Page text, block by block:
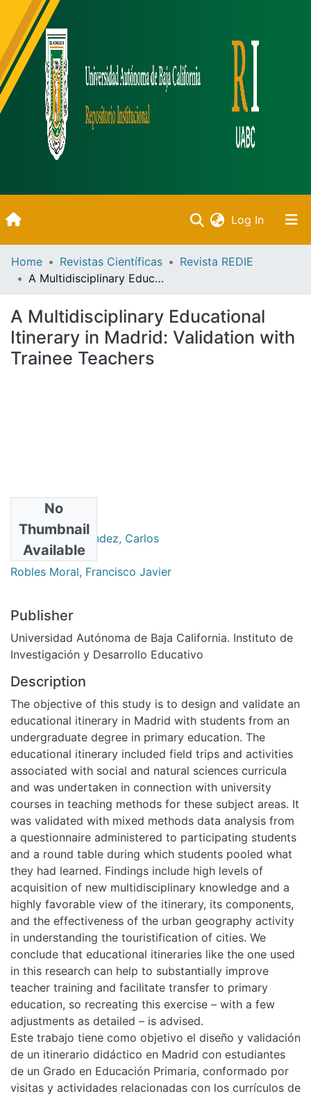
Log In(current)
Inicio
Communities & Collections
All of DSpace
Statistics
Home Revistas Científicas
Revista REDIE
A Multidisciplinary Educational Itinerary in Madrid: Validation with Trainee Teachers
A Multidisciplinary Educational
Itinerary in Madrid: Validation with
Trainee Teachers
No
Thumbnail
Available
Authors
Martínez-Hernández, Carlos
Yubero, Claudia
Robles Moral, Francisco Javier
Publisher
Universidad Autónoma de Baja California. Instituto de
Investigación y Desarrollo Educativo
Description
The objective of this study is to design and validate an
educational itinerary in Madrid with students from an
undergraduate degree in primary education. The
educational itinerary included field trips and activities
associated with social and natural sciences curricula
and was undertaken in connection with university
courses in teaching methods for these subject areas. It
was validated with mixed methods data analysis from
a questionnaire administered to participating students
and a round table during which students pooled what
they had learned. Findings include high levels of
acquisition of new multidisciplinary knowledge and a
highly favorable view of the itinerary, its components,
and the effectiveness of the urban geography activity
in understanding the touristification of cities. We
conclude that educational itineraries like the one used
in this research can help to substantially improve
teacher training and facilitate transfer to primary
education, so recreating this exercise – with a few
adjustments as detailed – is advised.
Este trabajo tiene como objetivo el diseño y validación
de un itinerario didáctico en Madrid con estudiantes
de un Grado en Educación Primaria, conformado por
visitas y actividades relacionadas con los currículos de